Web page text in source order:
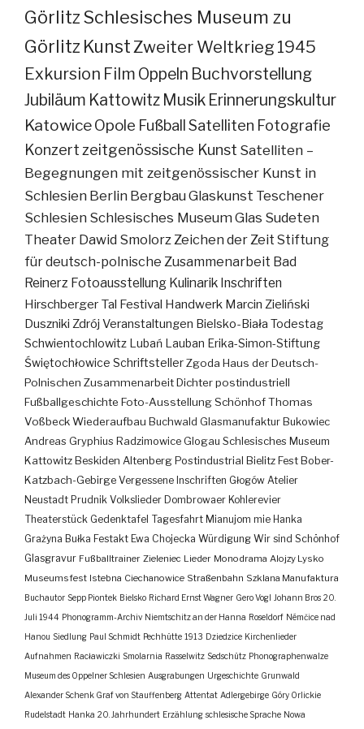
GörlitzSchlesisches Museum zu
Görlitz KunstZweiter Weltkrieg 1945
Exkursion Film Oppeln Buchvorstellung
Jubiläum Kattowitz Musik Erinnerungskultur
KatowiceOpole FußballSatelliten Fotografie
Konzertzeitgenössische Kunst Satelliten –
Begegnungen mit zeitgenössischer Kunst in
Schlesien Berlin BergbauGlaskunst Teschener
Schlesien Schlesisches MuseumGlas Sudeten
Theater Dawid SmolorzZeichen der Zeit Stiftung
für deutsch-polnische Zusammenarbeit Bad
Reinerz Fotoausstellung Kulinarik Inschriften
Hirschberger Tal Festival Handwerk Marcin Zieliński
Duszniki Zdrój Veranstaltungen Bielsko-Biała Todestag
Schwientochlowitz Lubań Lauban Erika-Simon-Stiftung
Świętochłowice SchriftstellerZgoda Haus der Deutsch-
Polnischen ZusammenarbeitDichterpostindustriell
Fußballgeschichte Foto-AusstellungSchönhofThomas
VoßbeckWiederaufbau Buchwald Glasmanufaktur Bukowiec
Andreas Gryphius Radzimowice Glogau Schlesisches Museum
Kattowitz Beskiden Altenberg Postindustrial Bielitz Fest Bober-
Katzbach-Gebirge Vergessene Inschriften Głogów Atelier
Neustadt Prudnik Volkslieder Dombrowaer Kohlerevier
Theaterstück Gedenktafel Tagesfahrt Mianujom mie Hanka
Grażyna Bułka Festakt Ewa Chojecka Würdigung Wir sind Schönhof
Glasgravur Fußballtrainer Zieleniec Lieder Monodrama Alojzy Lysko
Museumsfest Istebna Ciechanowice Straßenbahn Szklana Manufaktura
Buchautor Sepp Piontek Bielsko Richard Ernst Wagner Gero Vogl Johann Bros 20.
Juli 1944 Phonogramm-Archiv Niemtschitz an der Hanna Roseldorf Némčice nad
Hanou Siedlung Paul Schmidt Pechhütte 1913 Dziedzice Kirchenlieder
Aufnahmen Racławiczki Smolarnia Rasselwitz Sedschütz Phonographenwalze
Museum des Oppelner Schlesien Ausgrabungen Urgeschichte Grunwald
Alexander Schenk Graf von Stauffenberg Attentat Adlergebirge Góry Orlickie
Rudelstadt Hanka 20. Jahrhundert Erzählung schlesische Sprache Nowa